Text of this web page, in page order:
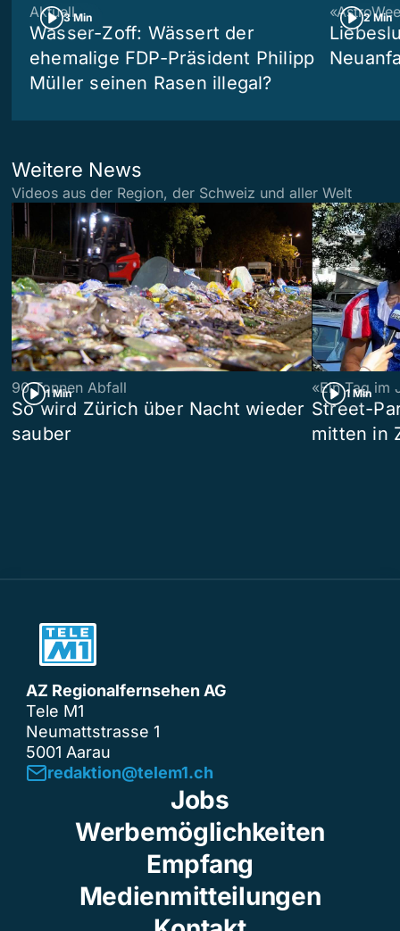
3 Min
Aktuell
Wasser-Zoff: Wässert der
ehemalige FDP-Präsident Philipp
Müller seinen Rasen illegal?
2 Min
Weitere News
Videos aus der Region, der Schweiz und aller Welt
1 Min
90 Tonnen Abfall
So wird Zürich über Nacht wieder
sauber
1 Min
«Ein Tag im
Street-
mitten in
AZ Regionalfernsehen AG
Tele M1
Neumattstrasse 1
5001 Aarau
redaktion@telem1.ch
Jobs
Werbemöglichkeiten
Empfang
Medienmitteilungen